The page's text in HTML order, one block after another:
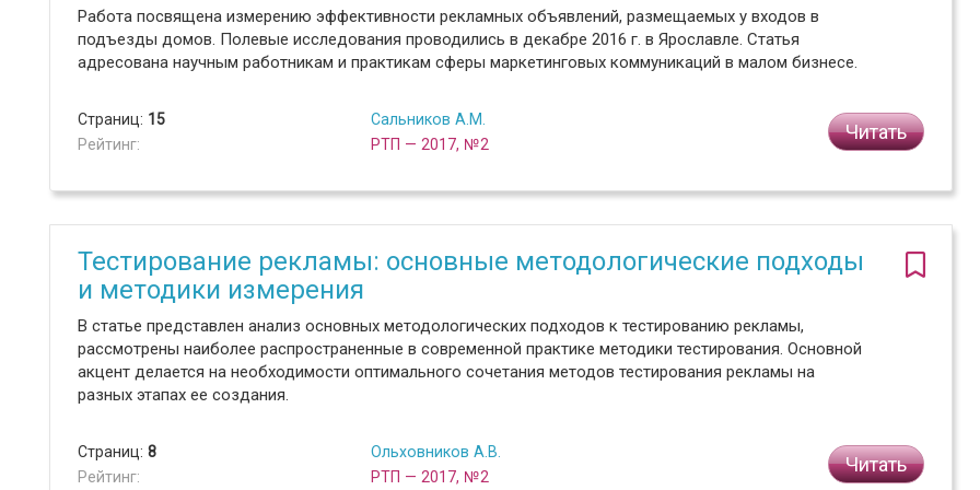
Работа посвящена измерению эффективности рекламных объявлений, размещаемых у входов в
подъезды домов. Полевые исследования проводились в декабре 2016 г. в Ярославле. Статья
адресована научным работникам и практикам сферы маркетинговых коммуникаций в малом бизнесе.
Страниц: 15
Рейтинг:
Сальников А.М.
РТП — 2017, №2
Читать
Тестирование рекламы: основные методологические подходы
и методики измерения
В статье представлен анализ основных методологических подходов к тестированию рекламы,
рассмотрены наиболее распространенные в современной практике методики тестирования. Основной
акцент делается на необходимости оптимального сочетания методов тестирования рекламы на
разных этапах ее создания.
Страниц: 8
Рейтинг:
Ольховников А.В.
РТП — 2017, №2
Читать